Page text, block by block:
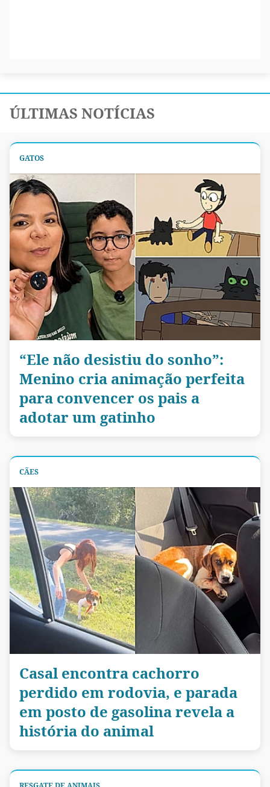
ÚLTIMAS NOTÍCIAS
GATOS
“Ele não desistiu do sonho”:
Menino cria animação perfeita
para convencer os pais a
adotar um gatinho
CÃES
Casal encontra cachorro
perdido em rodovia, e parada
em posto de gasolina revela a
história do animal